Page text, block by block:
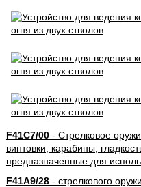
F41C7/00- Стрелковое
винтовки, карабины,
предназначенные для
F41A9/28- стрелкового